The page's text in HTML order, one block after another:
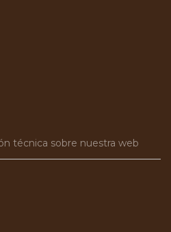
técnica sobre nuestra web